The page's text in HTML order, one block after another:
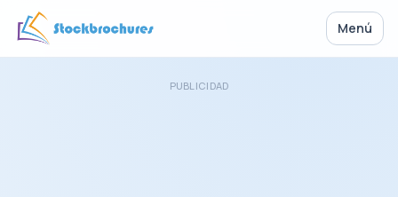
Menú
PUBLICIDAD